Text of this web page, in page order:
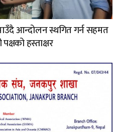
आन्दोलन स्थगित गर्न सहमत
हस्ताक्षर